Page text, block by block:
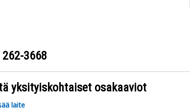
262-3668
yksityiskohtaiset osakaaviot
laite